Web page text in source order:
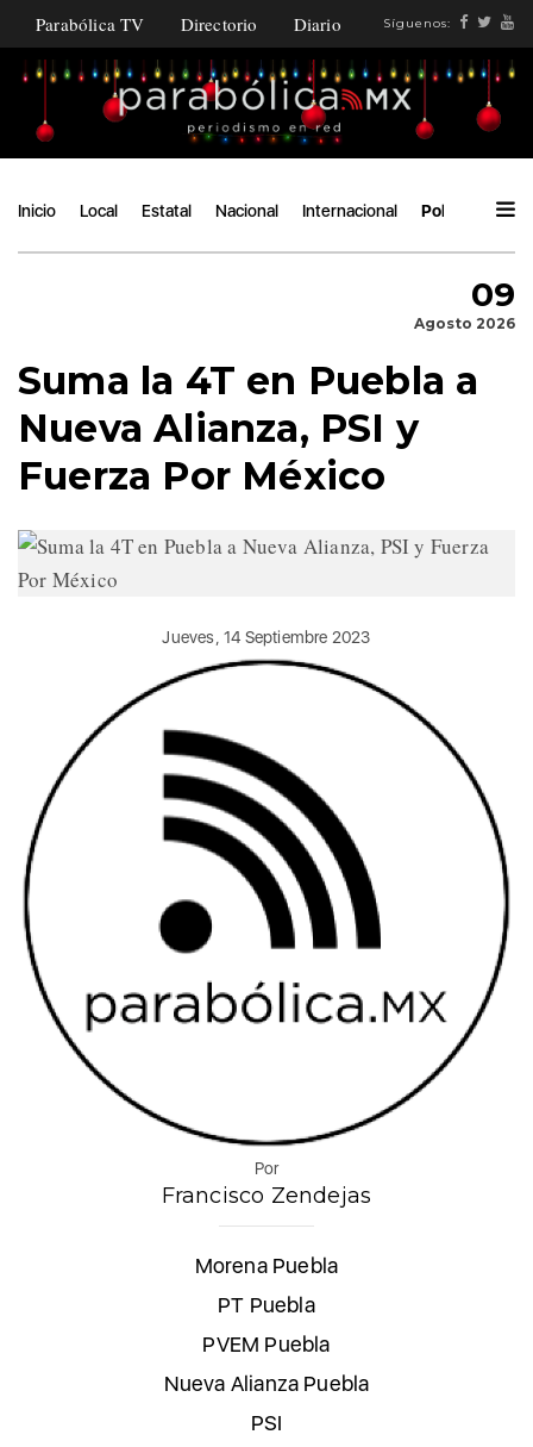
Parabólica TV Directorio Diario Síguenos:
Inicio Local Estatal Nacional Internacional Política
09
Agosto 2026
Suma la 4T en Puebla a
Nueva Alianza, PSI y
Fuerza Por México
Jueves, 14 Septiembre 2023
Por
Francisco Zendejas
Morena Puebla
PT Puebla
PVEM Puebla
Nueva Alianza Puebla
PSI